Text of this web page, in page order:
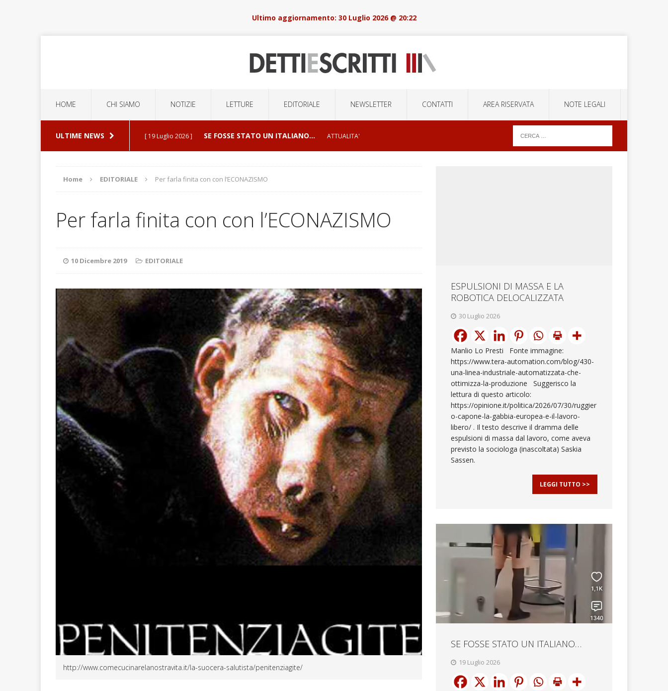
30 Luglio 2026 @ 20:22
HOME CHI SIAMO NOTIZIE LETTURE EDITORIALE NEWSLETTER CONTATTI AREA RISERVATA NOTE LEGALI
ULTIME NEWS [ 19 Luglio 2026 ] SE FOSSE STATO UN ITALIANO… ATTUALITA'
[ 5 Luglio 2026 ] ERRORI E ORRORI DELLE GUERRE CONFLITTI GEOPOLITICI
ATTUALITA'
Home EDITORIALE Per farla finita con con l’ECONAZISMO
Per farla finita con con l’ECONAZISMO
10 Dicembre 2019 EDITORIALE
http://www.comecucinarelanostravita.it/la-suocera-salutista/penitenziagite/
ESPULSIONI DI MASSA E LA
ROBOTICA DELOCALIZZATA
30 Luglio 2026
Manlio Lo Presti Fonte immagine:
https://www.tera-automation.com/blog/430-
una-linea-industriale-automatizzata-che-
ottimizza-la-produzione Suggerisco la
lettura di questo articolo:
https://opinione.it/politica/2026/07/30/ruggier
o-capone-la-gabbia-europea-e-il-lavoro-
libero/ . Il testo descrive il dramma delle
espulsioni di massa dal lavoro, come aveva
previsto la sociologa (inascoltata) Saskia
Sassen.
LEGGI TUTTO >>
SE FOSSE STATO UN ITALIANO…
19 Luglio 2026